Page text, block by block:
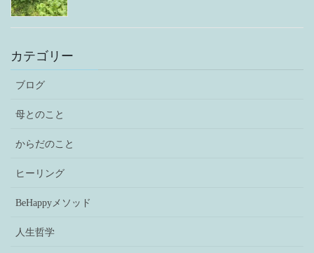
カテゴリー
ブログ
母とのこと
からだのこと
ヒーリング
BeHappyメソッド
人生哲学